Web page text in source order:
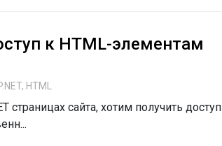
к HTML-элементам
, HTML
страницах сайта, хотим получить доступ